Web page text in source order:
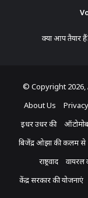
क्या आप तैयार
© Copyright
About Us
इधर उधर की
बिजेंद्र ओझा की कलम से
राष्ट्रवाद
वायरल
केंद्र सरकार की योजनाएं